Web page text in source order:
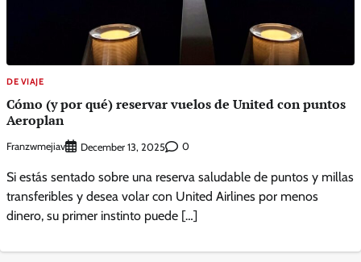
DE VIAJE
Cómo (y por qué) reservar vuelos de United con puntos
Aeroplan
Franzwmejiav December 13, 2025 0
Si estás sentado sobre una reserva saludable de puntos y millas
transferibles y desea volar con United Airlines por menos
dinero, su primer instinto puede […]